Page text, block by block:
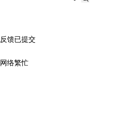
反馈已提交
网络繁忙